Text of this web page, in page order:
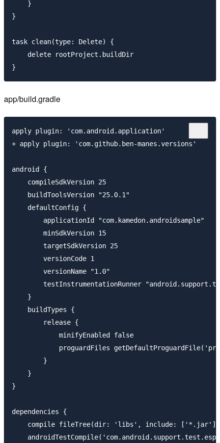
    }
}
task clean(type: Delete) {
    delete rootProject.buildDir
app/build.gradle
apply plugin: 'com.android.application'
+ apply plugin: 'com.github.ben-manes.versions'
android {
    compileSdkVersion 25
    buildToolsVersion "25.0.1"
    defaultConfig {
        applicationId "com.kamedon.androidsample"
        minSdkVersion 15
        targetSdkVersion 25
        versionCode 1
        versionName "1.0"
testInstrumentationRunner
    }
    buildTypes {
        release {
            minifyEnabled false
proguardFiles
        }
    }
}
dependencies {
    compile fileTree(dir: 'libs', include: ['*.jar'])